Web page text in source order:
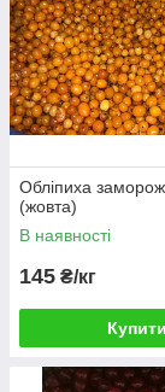
Обліпиха
(жовта)
В наявності
145 ₴/кг
Купити